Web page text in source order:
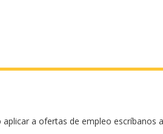
a ofertas de empleo escríbanos a